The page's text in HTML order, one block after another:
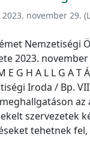
2023. november 29.
Nemzetiségi
2023.
E G H A L L G A T
Iroda / Bp.
szervezetek
tehetnek